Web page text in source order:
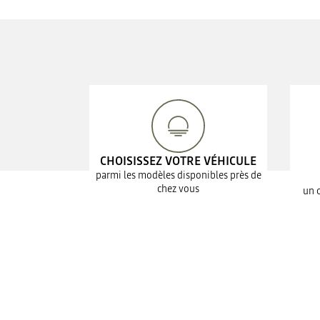
CHOISISSEZ VOTRE VÉHICULE
parmi les modèles disponibles près de
chez vous
un